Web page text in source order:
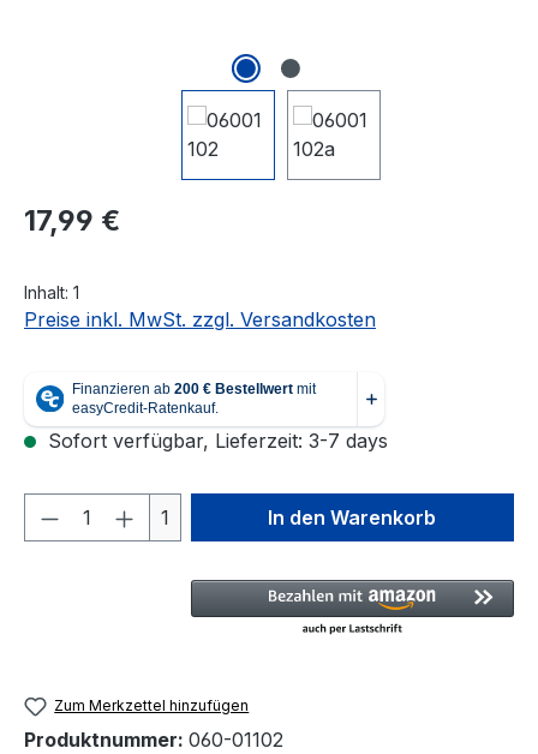
Regulärer Preis:
17,99 €
Inhalt: 1
Preise inkl. MwSt. zzgl. Versandkosten
Sofort verfügbar, Lieferzeit: 3-7 days
Produkt Anzahl: Gib den
1 In den Warenkorb
Zum Merkzettel hinzufügen
Produktnummer: 060-01102